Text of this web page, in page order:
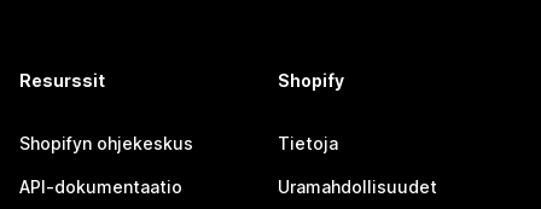
Resurssit
Shopifyn ohjekeskus
API-dokumentaatio
Shopify
Tietoja
Uramahdollisuudet